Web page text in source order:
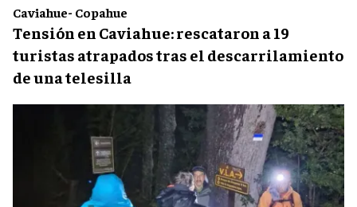
Caviahue- Copahue
Tensión en Caviahue: rescataron a 19
turistas atrapados tras el descarrilamiento
de una telesilla